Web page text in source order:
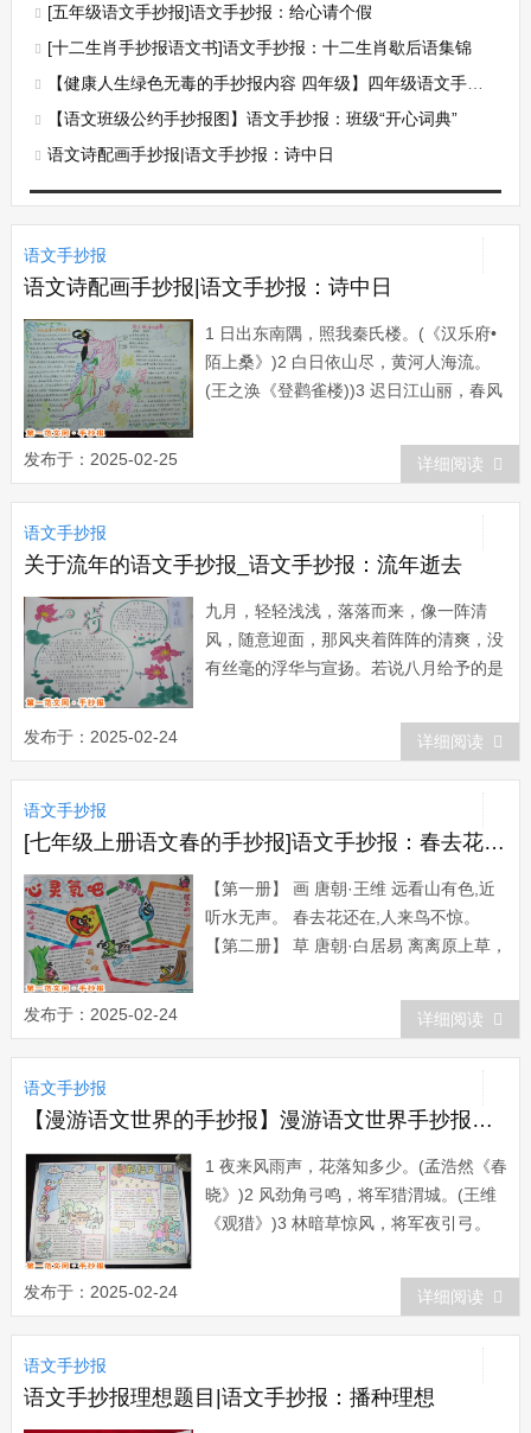
[五年级语文手抄报]语文手抄报：给心请个假
[十二生肖手抄报语文书]语文手抄报：十二生肖歇后语集锦
【健康人生绿色无毒的手抄报内容 四年级】四年级语文手抄报：人生的一场梦
【语文班级公约手抄报图】语文手抄报：班级“开心词典”
语文诗配画手抄报|语文手抄报：诗中日
语文手抄报
语文诗配画手抄报|语文手抄报：诗中日
1 日出东南隅，照我秦氏楼。(《汉乐府•
陌上桑》)2 白日依山尽，黄河人海流。
(王之涣《登鹳雀楼))3 迟日江山丽，春风
天寒白屋贫。(刘长舞《逢雪宿芙蓉山主
人》)5 大漠孤烟直，长河落日圆。(王维
《使至塞上》)6 清晨入古寺，初日照高
发布于：2025-02-25 详细阅读
语文手抄报
关于流年的语文手抄报_语文手抄报：流年逝去
九月，轻轻浅浅，落落而来，像一阵清
风，随意迎面，那风夹着阵阵的清爽，没
有丝毫的浮华与宣扬。若说八月给予的是
容、是安稳。行过那么多的地方，也看过
那么多的风景，最让我记忆犹新的还是九
月里的日子，开学、遇见、同学、毕业，
然后循环，而后渐渐长大。流年，岁月，
时光。请别带...
发布于：2025-02-24 详细阅读
语文手抄报
[七年级上册语文春的手抄报]语文手抄报：春去花还在,人来鸟不惊
【第一册】 画 唐朝·王维 远看山有色,近
听水无声。 春去花还在,人来鸟不惊。
【第二册】 草 唐朝·白居易 离离原上草，
春晓 唐朝·孟浩然 春眠不觉晓,处处闻啼
鸟。 夜来风雨声,花落知多少。 古朗月行
唐朝&midd...
发布于：2025-02-24 详细阅读
语文手抄报
【漫游语文世界的手抄报】漫游语文世界手抄报：诗中风
1 夜来风雨声，花落知多少。(孟浩然《春
晓》)2 风劲角弓鸣，将军猎渭城。(王维
《观猎》)3 林暗草惊风，将军夜引弓。
又生。(自居易《赋得古原草送别》)5 柴
门闻犬吠，风雪夜归人。(刘长卿《逢雪
宿芙蓉山主人》)6 随风潜入夜，滑物细无
发布于：2025-02-24 详细阅读
语文手抄报
语文手抄报理想题目|语文手抄报：播种理想